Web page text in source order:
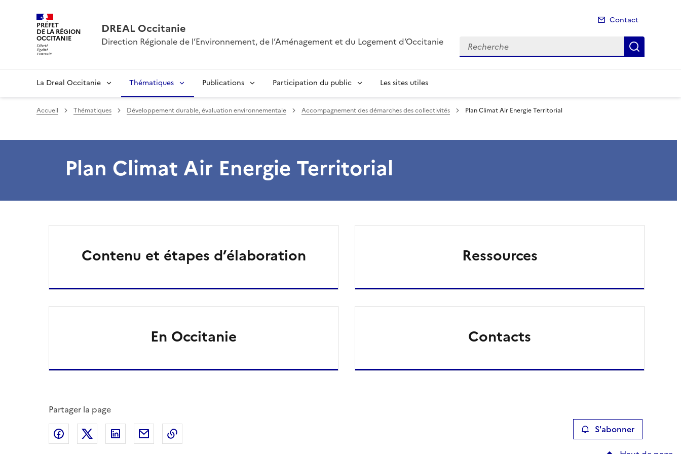
PRÉFET
DE LA RÉGION
OCCITANIE
DREAL Occitanie
Direction Régionale de l’Environnement, de l’Aménagement et du Logement d’Occitanie
Contact
Recherche
La Dreal Occitanie Thématiques Publications Participation du public Les sites utiles
Accueil Thématiques Développement durable, évaluation environnementale Accompagnement des démarches des collectivités Plan Climat Air Energie Territorial
Plan Climat Air Energie Territorial
Contenu et étapes d’élaboration
En Occitanie
Ressources
Contacts
Partager la page
Partager sur Facebook
Partager sur XPartager sur LinkedIn
Partager par email S'abonner